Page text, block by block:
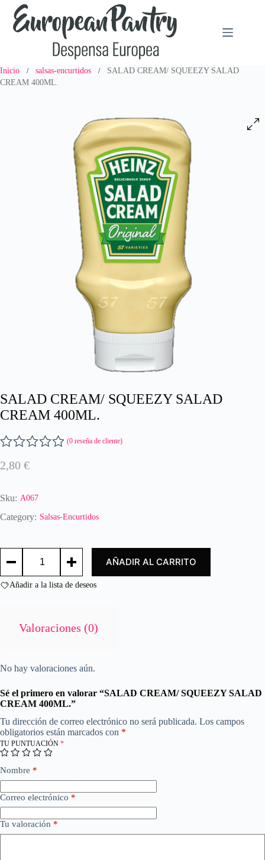
Saltar
contenido
Inicio / salsas-encurtidos /
SALAD CREAM/ SQUEEZY SALAD
CREAM 400ML.
SALAD CREAM/ SQUEEZY SALAD
CREAM 400ML.
V
a
o
a
n
0
(0 reseña de cliente)
2,80 €
Sku: A067
Category: Salsas-Encurtidos
CREAM/
SALAD
AÑADIR AL CARRITO
Añadir a la lista de deseos
Valoraciones (0)
No hay valoraciones aún.
Sé el primero en valorar “SALAD CREAM/ SQUEEZY SALAD
CREAM 400ML.”
Tu dirección de correo electrónico no será publicada. Los campos
obligatorios están marcados con *
TU PUNTUACIÓN *
Nombre *
Correo electrónico *
Tu valoración *